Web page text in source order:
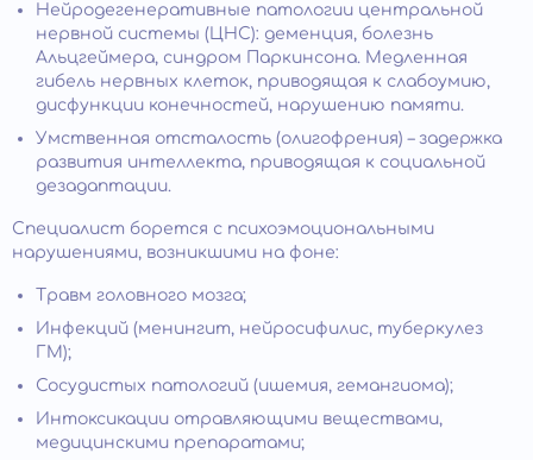
Нейродегенеративные патологии центральной
нервной системы (ЦНС): деменция, болезнь
Альцгеймера, синдром Паркинсона. Медленная
гибель нервных клеток, приводящая к слабоумию,
дисфункции конечностей, нарушению памяти.
Умственная отсталость (олигофрения) – задержка
развития интеллекта, приводящая к социальной
дезадаптации.
Специалист борется с психоэмоциональными
нарушениями, возникшими на фоне:
Травм головного мозга;
Инфекций (менингит, нейросифилис, туберкулез
ГМ);
Сосудистых патологий (ишемия, гемангиома);
Интоксикации отравляющими веществами,
медицинскими препаратами;